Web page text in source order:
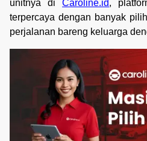
unitnya diCaroline.id,
terpercaya dengan banyak
perjalanan bareng keluarga